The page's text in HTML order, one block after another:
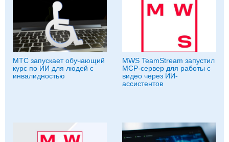
МТС запускает обучающий
курс по ИИ для людей с
инвалидностью
MWS TeamStream запустил
MCP-сервер для работы с
видео через ИИ-
ассистентов